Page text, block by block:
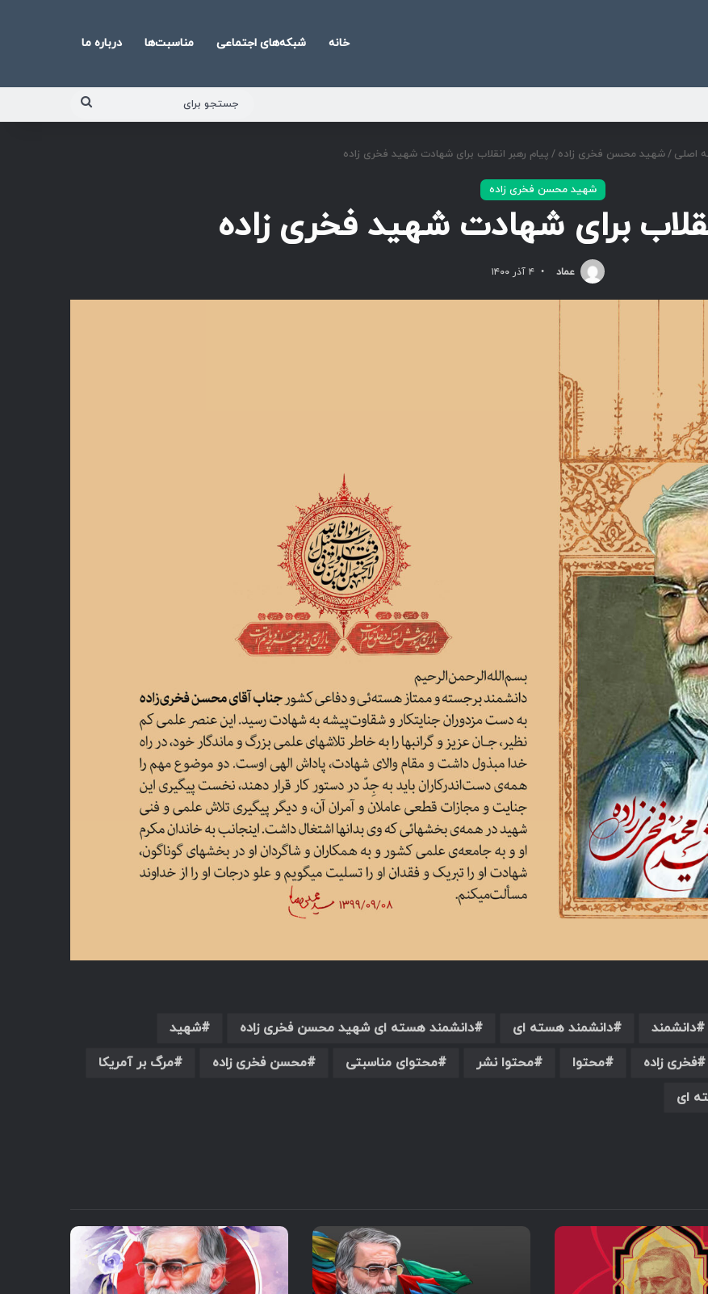
خانه شبکه‌های اجتماعی مناسبت‌ها درباره ما
اصلی /شهید محسن فخری زاده / پیام رهبر انقلاب برای شهادت شهید فخری زاده
شهید محسن فخری زاده
برای شهادت شهید فخری زاده
عماد ۴ آذر ۱۴۰۰
دانشمند دانشمند هسته ای دانشمند هسته ای شهید محسن فخری زاده
شهید
فخری زاده محتوا محتوا نشر محتوای مناسبتی محسن فخری زاده
مرگ بر آمریکا
ای